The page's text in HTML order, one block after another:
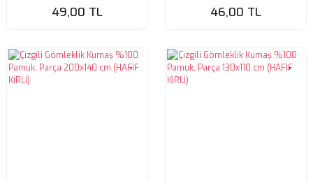
49,00 TL 46,00 TL